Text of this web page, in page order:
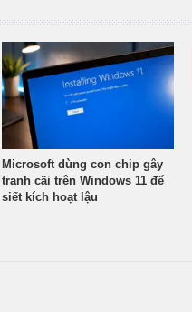
Microsoft dùng con chip gây
tranh cãi trên Windows 11 để
siết kích hoạt lậu